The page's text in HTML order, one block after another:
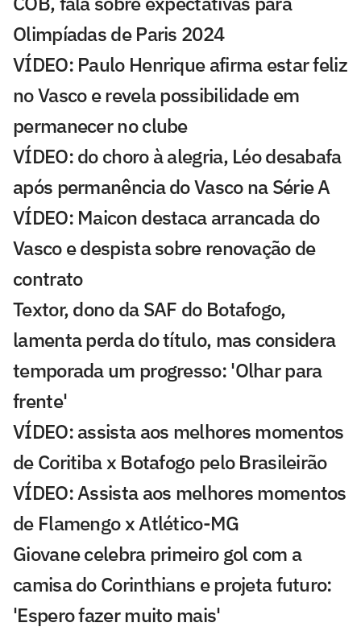
Olimpíadas de Paris 2024
VÍDEO: Paulo Henrique afirma estar feliz
no Vasco e revela possibilidade em
permanecer no clube
VÍDEO: do choro à alegria, Léo desabafa
após permanência do Vasco na Série A
VÍDEO: Maicon destaca arrancada do
Vasco e despista sobre renovação de
contrato
Textor, dono da SAF do Botafogo,
lamenta perda do título, mas considera
temporada um progresso: 'Olhar para
frente'
VÍDEO: assista aos melhores momentos
de Coritiba x Botafogo pelo Brasileirão
VÍDEO: Assista aos melhores momentos
de Flamengo x Atlético-MG
Giovane celebra primeiro gol com a
camisa do Corinthians e projeta futuro:
'Espero fazer muito mais'